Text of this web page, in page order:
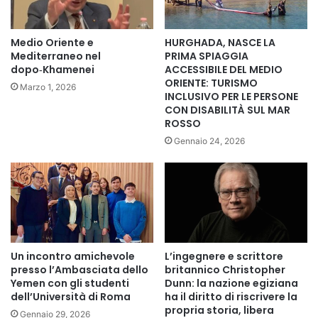
Questa trasformazione sta producendo effetti economici
rilevanti anche a livello regionale. I porti africani stanno
beneficiando del nuovo scenario logistico. Tra i casi più
evidenti vi è quello del porto di Tangeri, in Marocco, che
negli ultimi anni si è affermato come uno dei principali hub
Secondo le stime riportate, l’attività portuale a Tangeri è
aumentata di circa il 28% in due anni, con una previsione di
superare gli 11 milioni di container movimentati entro il
2025.
Ma non si tratta di un fenomeno isolato. Anche diversi porti
dell’Africa occidentale stanno emergendo come nuovi nodi
strategici. Il porto di Lomé, in Togo, ad esempio, ha iniziato
ad accogliere navi portacontainer di grandi dimensioni.
Queste non si limitano più a transitare, ma effettuano
Medio Oriente e
Mediterraneo nel
dopo‑Khamenei
Marzo 1, 2026
HURGHADA, NASCE LA
PRIMA SPIAGGIA
ACCESSIBILE DEL MEDIO
ORIENTE: TURISMO
INCLUSIVO PER LE PERSONE
CON DISABILITÀ SUL MAR
ROSSO
Gennaio 24, 2026
Un incontro amichevole
presso l’Ambasciata dello
Yemen con gli studenti
dell’Università di Roma
Gennaio 29, 2026
L’ingegnere e scrittore
britannico Christopher
Dunn: la nazione egiziana
ha il diritto di riscrivere la
propria storia, libera